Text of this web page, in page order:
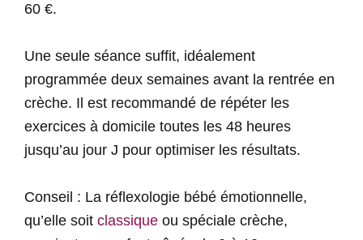
60 €.
Une seule séance suffit, idéalement
programmée deux semaines avant la rentrée en
crèche. Il est recommandé de répéter les
exercices à domicile toutes les 48 heures
jusqu’au jour J pour optimiser les résultats.
Conseil : La réflexologie bébé émotionnelle,
qu’elle soit classique ou spéciale crèche,